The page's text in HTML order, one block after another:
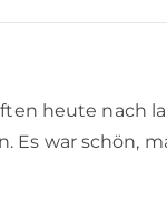
heute nach
war schön,